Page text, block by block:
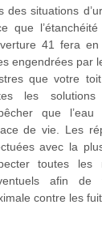
des situations
que
41 fera
engendrées par
que votre
les
que l’eau
de vie. Les
avec la
toutes les
afin de
contre les